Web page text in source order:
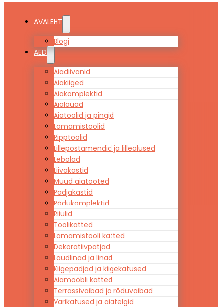
AVALEHT
Blogi
AED
Aiadiivanid
Aiakiiged
Aiakomplektid
Aialauad
Aiatoolid ja pingid
Lamamistoolid
Ripptoolid
Lillepostamendid ja lillealused
Lebolad
Liivakastid
Muud aiatooted
Padjakastid
Rõdukomplektid
Riiulid
Toolikatted
Lamamistooli katted
Dekoratiivpatjad
Laudlinad ja linad
Kiigepadjad ja kiigekatused
Aiamööbli katted
Terrassivaibad ja rõduvaibad
Varikatused ja aiatelgid